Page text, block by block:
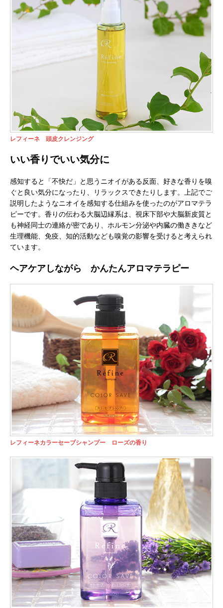
レフィーネ 頭皮クレンジング
いい香りでいい気分に
感知すると「不快だ」と思うニオイがある反面、好きな香りを嗅
ぐと良い気分になったり、リラックスできたりします。上記でご
説明したようなニオイを感知する仕組みを使ったのがアロマテラ
ピーです。香りの伝わる大脳辺縁系は、視床下部や大脳新皮質と
も神経同士の連絡が密であり、ホルモン分泌や内臓の働ききなど
生理機能、免疫、知的活動なども嗅覚の影響を受けると考えられ
ています。
ヘアケアしながら かんたんアロマテラピー
レフィーネカラーセーブシャンプー ローズの香り